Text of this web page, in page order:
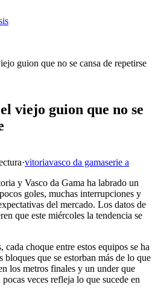
guion que no se cansa de repetirse
viejo guion que no se
·vitoriavasco da gamaserie a
y Vasco da Gama ha labrado un
goles, muchas interrupciones y
del mercado. Los datos de
que este miércoles la tendencia se
cada choque entre estos equipos se ha
que se estorban más de lo que
los metros finales y un under que
veces refleja lo que sucede en